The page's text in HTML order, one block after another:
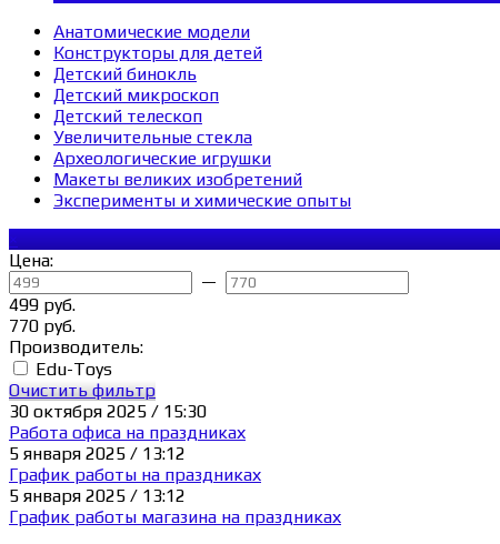
Анатомические модели
Конструкторы для детей
Детский бинокль
Детский микроскоп
Детский телескоп
Увеличительные стекла
Археологические игрушки
Макеты великих изобретений
Эксперименты и химические опыты
×
Цена:
—
499 руб.
770 руб.
Производитель:
Edu-Toys
Очистить фильтр
30 октября 2025 / 15:30
Работа офиса на праздниках
5 января 2025 / 13:12
График работы на праздниках
5 января 2025 / 13:12
График работы магазина на праздниках